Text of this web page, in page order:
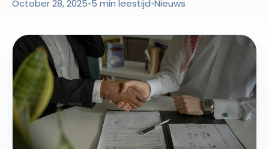
October 28, 2025•5 min leestijd•Nieuws